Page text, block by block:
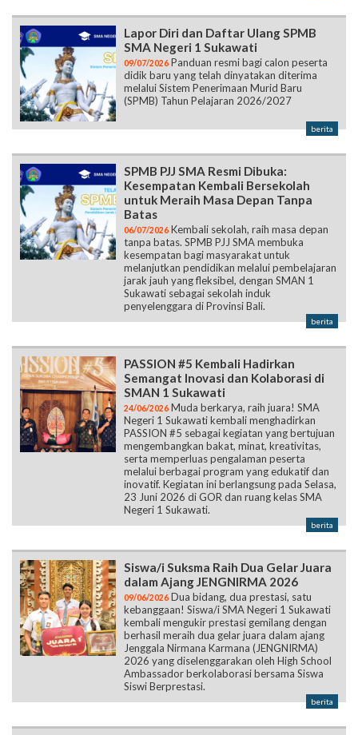
Lapor Diri dan Daftar Ulang SPMB
SMA Negeri 1 Sukawati
09/07/2026 Panduan resmi bagi calon peserta
didik baru yang telah dinyatakan diterima
melalui Sistem Penerimaan Murid Baru
(SPMB) Tahun Pelajaran 2026/2027
berita
SPMB PJJ SMA Resmi Dibuka:
Kesempatan Kembali Bersekolah
untuk Meraih Masa Depan Tanpa
Batas
06/07/2026 Kembali sekolah, raih masa depan
tanpa batas. SPMB PJJ SMA membuka
kesempatan bagi masyarakat untuk
melanjutkan pendidikan melalui pembelajaran
jarak jauh yang fleksibel, dengan SMAN 1
Sukawati sebagai sekolah induk
penyelenggara di Provinsi Bali.
berita
PASSION #5 Kembali Hadirkan
Semangat Inovasi dan Kolaborasi di
SMAN 1 Sukawati
24/06/2026 Muda berkarya, raih juara! SMA
Negeri 1 Sukawati kembali menghadirkan
PASSION #5 sebagai kegiatan yang bertujuan
mengembangkan bakat, minat, kreativitas,
serta memperluas pengalaman peserta
melalui berbagai program yang edukatif dan
inovatif. Kegiatan ini berlangsung pada Selasa,
23 Juni 2026 di GOR dan ruang kelas SMA
Negeri 1 Sukawati.
berita
Siswa/i Suksma Raih Dua Gelar Juara
dalam Ajang JENGNIRMA 2026
09/06/2026 Dua bidang, dua prestasi, satu
kebanggaan! Siswa/i SMA Negeri 1 Sukawati
kembali mengukir prestasi gemilang dengan
berhasil meraih dua gelar juara dalam ajang
Jenggala Nirmana Karmana (JENGNIRMA)
2026 yang diselenggarakan oleh High School
Ambassador berkolaborasi bersama Siswa
Siswi Berprestasi.
berita